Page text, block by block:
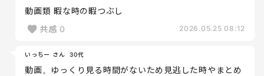
動画類 暇な時の暇つぶし
共感 0 2026.05.25 08:12
いっちー さん 30代
動画。ゆっくり見る時間がないため見逃した時やまとめ